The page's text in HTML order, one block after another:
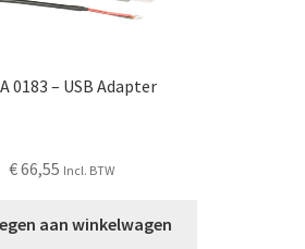
0183 – USB Adapter
€66,55 Incl. BTW
aan winkelwagen